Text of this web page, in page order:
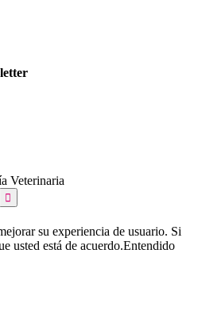
Veterinaria

su experiencia de usuario. Si
usted está de acuerdo.Entendido